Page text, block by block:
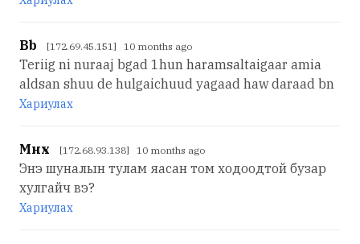
Bb [172.69.45.151] 10 months ago
Teriig ni nuraaj bgad 1hun haramsaltaigaar amia
aldsan shuu de hulgaichuud yagaad haw daraad bn
Хариулах
Мөнхөө [172.68.93.138] 10 months ago
Энэ шуналын тулам яасан том ходоодтой бузар
хулгайч вэ?
Хариулах